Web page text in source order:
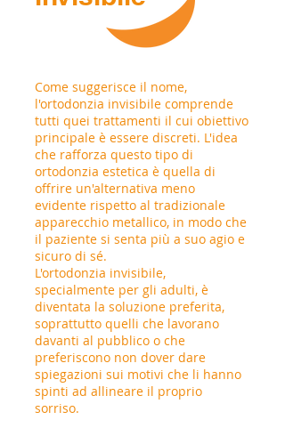
Come suggerisce il nome,
l'ortodonzia invisibile comprende
tutti quei trattamenti il cui obiettivo
principale è essere discreti. L'idea
che rafforza questo tipo di
ortodonzia estetica è quella di
offrire un'alternativa meno
evidente rispetto al tradizionale
apparecchio metallico, in modo che
il paziente si senta più a suo agio e
sicuro di sé.
L'ortodonzia invisibile,
specialmente per gli adulti, è
diventata la soluzione preferita,
soprattutto quelli che lavorano
davanti al pubblico o che
preferiscono non dover dare
spiegazioni sui motivi che li hanno
spinti ad allineare il proprio
sorriso.